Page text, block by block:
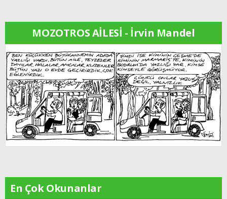
MOZOTROS AİLESİ - İrvin Mandel
En Çok Okunanlar